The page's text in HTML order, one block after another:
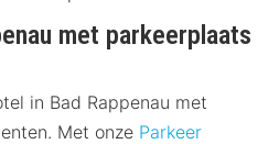
met parkeerplaats
in Bad Rappenau met
Met onze Parkeer